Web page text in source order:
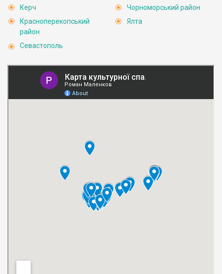
Керч
Красноперекопський
район
Севастополь
Чорноморський район
Ялта